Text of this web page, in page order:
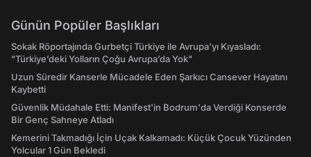
Günün Popüler Başlıkları
Sokak Röportajında Gurbetçi Türkiye ile Avrupa'yı Kıyasladı:
"Türkiye’deki Yolların Çoğu Avrupa’da Yok"
Uzun Süredir Kanserle Mücadele Eden Şarkıcı Cansever Hayatını
Kaybetti
Güvenlik Müdahale Etti: Manifest'in Bodrum'da Verdiği Konserde
Bir Genç Sahneye Atladı
Kemerini Takmadığı İçin Uçak Kalkamadı: Küçük Çocuk Yüzünden
Yolcular 1 Gün Bekledi